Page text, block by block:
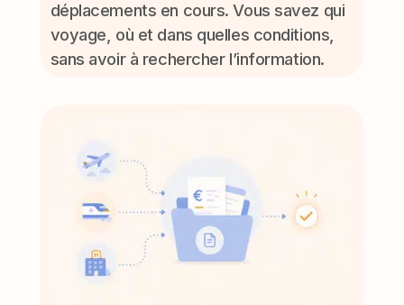
déplacements en cours. Vous savez qui
voyage, où et dans quelles conditions,
sans avoir à rechercher l’information.